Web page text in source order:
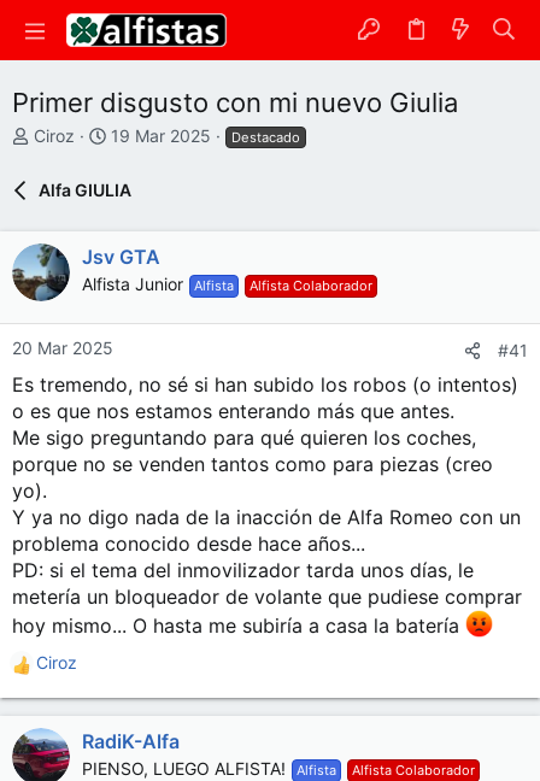
Primer disgusto con mi nuevo Giulia
A
o
Ciroz
F
c
h
d
i
i
i
o
19 Mar 2025 Destacado
Alfa GIULIA
Jsv GTA
Alfista Junior Alfista Alfista Colaborador
20 Mar 2025 #41
Es tremendo, no sé si han subido los robos (o intentos)
o es que nos estamos enterando más que antes.
Me sigo preguntando para qué quieren los coches,
porque no se venden tantos como para piezas (creo
yo).
Y ya no digo nada de la inacción de Alfa Romeo con un
problema conocido desde hace años...
PD: si el tema del inmovilizador tarda unos días, le
metería un bloqueador de volante que pudiese comprar
hoy mismo... O hasta me subiría a casa la batería
R
e
a
c
c
Ciroz
RadiK-Alfa
PIENSO, LUEGO ALFISTA! Alfista Alfista Colaborador